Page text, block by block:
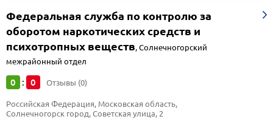
Федеральная служба по контролю за
оборотом наркотических средств и
психотропных веществ,Солнечногорский
межрайонный отдел
0 : 0 Отзывы (0)
Российская Федерация, Московская область,
Солнечногорск город, Советская улица, 2